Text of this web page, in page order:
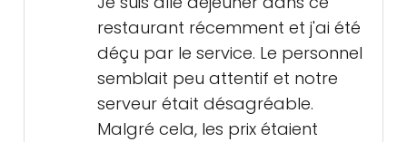
restaurant récemment et j'ai été
déçu par le service. Le personnel
semblait peu attentif et notre
serveur était désagréable.
Malgré cela, les prix étaient